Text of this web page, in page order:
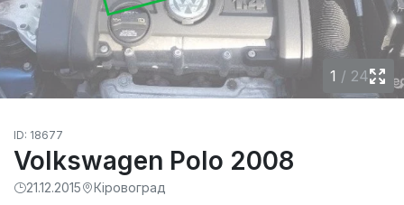
1 / 24
ID: 18677
Volkswagen Polo 2008
21.12.2015 Кіровоград